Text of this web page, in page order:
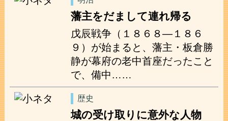
藩主をだまして連れ帰る
戊辰戦争（１８６８―１８６
９）が始まると、藩主・板倉勝
静が幕府の老中首座だったこと
で、備中……
歴史
城の受け取りに意外な人物